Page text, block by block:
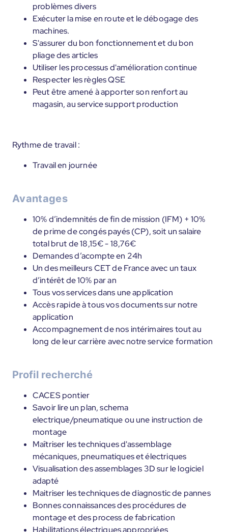
problèmes divers
Exécuter la mise en route et le débogage des
machines.
S'assurer du bon fonctionnement et du bon
pliage des articles
Utiliser les processus d'amélioration continue
Respecter les règles QSE
Peut être amené à apporter son renfort au
magasin, au service support production
Rythme de travail :
Travail en journée
Avantages
10% d’indemnités de fin de mission (IFM) + 10%
de prime de congés payés (CP), soit un salaire
total brut de 18,15€ - 18,76€
Demandes d’acompte en 24h
Un des meilleurs CET de France avec un taux
d’intérêt de 10% par an
Tous vos services dans une application
Accès rapide à tous vos documents sur notre
application
Accompagnement de nos intérimaires tout au
long de leur carrière avec notre service formation
Profil recherché
CACES pontier
Savoir lire un plan, schema
electrique/pneumatique ou une instruction de
montage
Maîtriser les techniques d'assemblage
mécaniques, pneumatiques et électriques
Visualisation des assemblages 3D sur le logiciel
adapté
Maitriser les techniques de diagnostic de pannes
Bonnes connaissances des procédures de
montage et des process de fabrication
Habilitations électriques appropriées